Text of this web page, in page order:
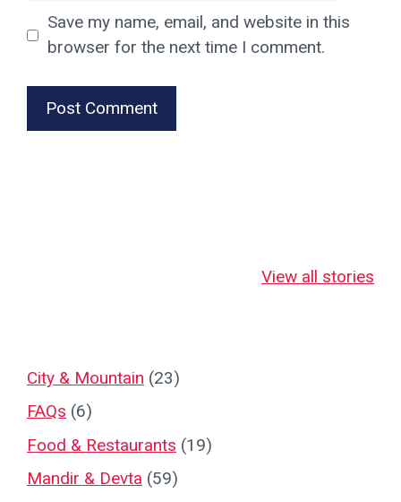
Save my name, email, and website in this
browser for the next time I comment.
View all stories
भुजाओं से देती हैं
का दिव्य रहस्य
City & Mountain (23)
FAQs (6)
Food & Restaurants (19)
Mandir & Devta (59)